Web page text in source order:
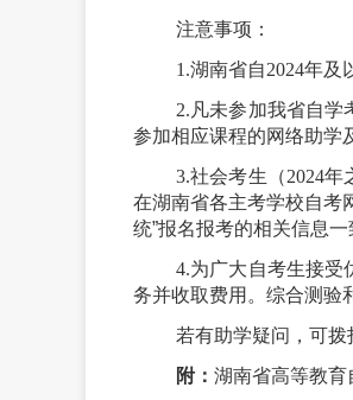
注意事项：
1.湖南省自2024年及
2.凡未参加我省自学
参加相应课程的网络助学
3.社会考生 （2024年
在湖南省各主考学校自考
统”报名报考的相关信息一
4.为广大自考生接受
务并收取费用。综合测验
若有助学疑问，可拨
附： 湖南省高等教育